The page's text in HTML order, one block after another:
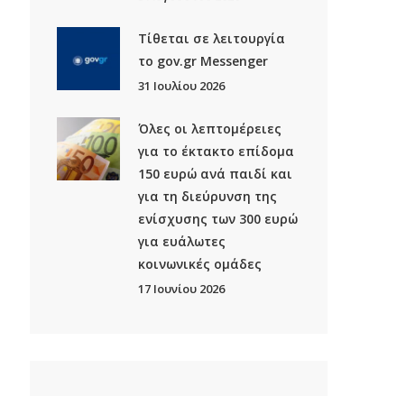
Τίθεται σε λειτουργία
το gov.gr Μessenger
31 Ιουλίου 2026
Όλες οι λεπτομέρειες
για το έκτακτο επίδομα
150 ευρώ ανά παιδί και
για τη διεύρυνση της
ενίσχυσης των 300 ευρώ
για ευάλωτες
κοινωνικές ομάδες
17 Ιουνίου 2026